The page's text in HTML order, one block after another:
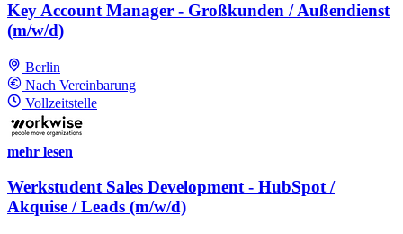
Key Account Manager - Großkunden / Außendienst
(m/w/d)
Berlin
Nach Vereinbarung
Vollzeitstelle
mehr lesen
Werkstudent Sales Development - HubSpot /
Akquise / Leads (m/w/d)